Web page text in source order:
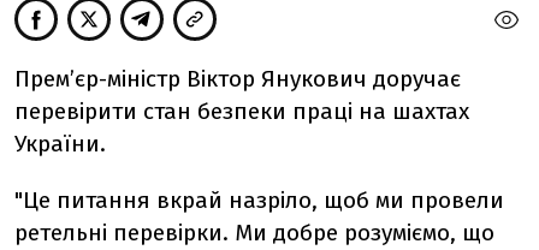
Прем’єр-міністр Віктор Янукович доручає
перевірити стан безпеки праці на шахтах
України.
"Це питання вкрай назріло, щоб ми провели
ретельні перевірки. Ми добре розуміємо, що